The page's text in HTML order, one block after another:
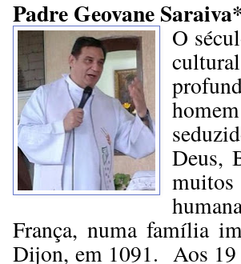
Padre Geovane
O
Deus,
França, numa família
Dijon, em 1091. Aos 19